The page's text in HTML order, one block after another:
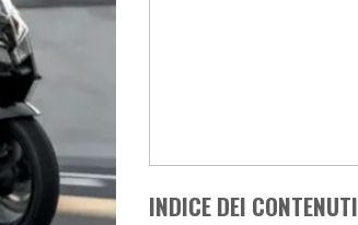
INDICE DEI CONTENUTI